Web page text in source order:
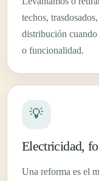
techos,
distribución
o funcionalidad.
💡
Electricidad,
Una reforma es el